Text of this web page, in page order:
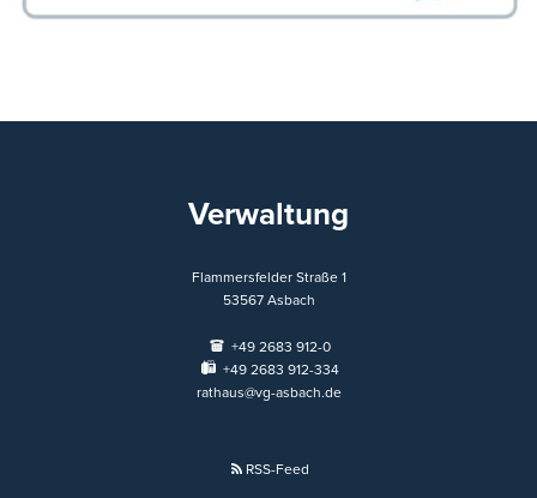
Verwaltung
Flammersfelder Straße 1
53567 Asbach
+49 2683 912-0
+49 2683 912-334
rathaus@vg-asbach.de
RSS-Feed